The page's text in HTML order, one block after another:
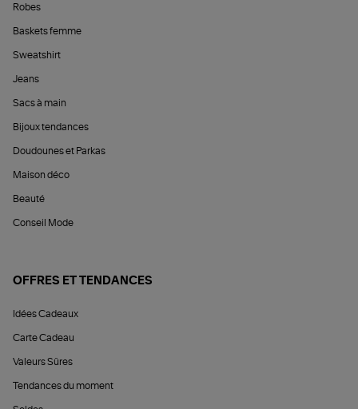
Robes
Baskets femme
Sweatshirt
Jeans
Sacs à main
Bijoux tendances
Doudounes et Parkas
Maison déco
Beauté
Conseil Mode
OFFRES ET TENDANCES
Idées Cadeaux
Carte Cadeau
Valeurs Sûres
Tendances du moment